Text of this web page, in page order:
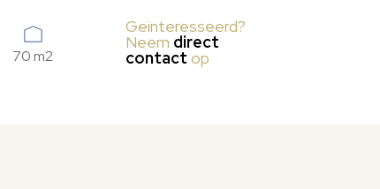
70 m2
Geinteresseerd?
Neem direct
contact op